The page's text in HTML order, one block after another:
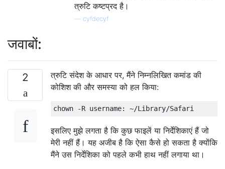
त्रुटि कष्टप्रद है।
cyfdecyf
जवाबों:
2
त्रुटि संदेश के आधार पर, मैंने निम्नलिखित कमांड की
कोशिश की और समस्या को हल किया:
इसलिए मुझे लगता है कि कुछ फाइलें या निर्देशिकाएं हैं जो
मेरी नहीं हैं। यह अजीब है कि ऐसा कैसे हो सकता है क्योंकि
मैंने उस निर्देशिका को पहले कभी हाथ नहीं लगाया था।